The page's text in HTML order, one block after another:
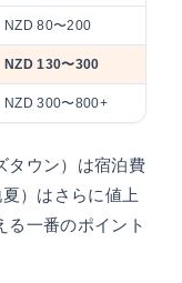
NZD 80〜200
NZD 130〜300
NZD 300〜800+
タウン）は宿泊費
）はさらに値上
る一番のポイント